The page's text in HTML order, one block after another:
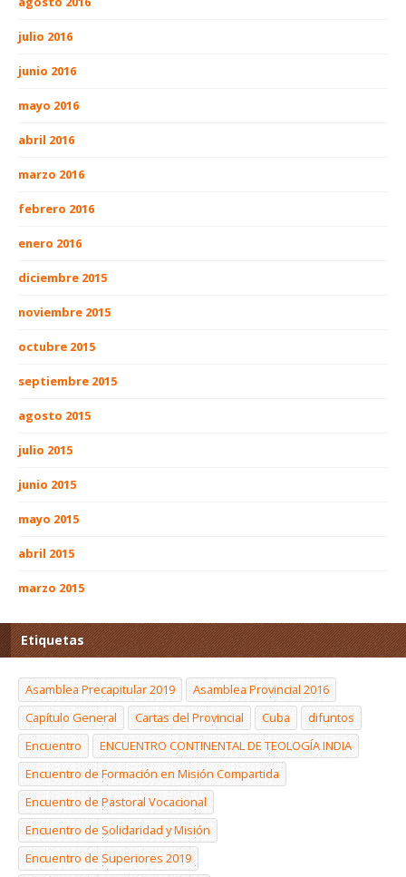
julio 2016
junio 2016
mayo 2016
abril 2016
marzo 2016
febrero 2016
enero 2016
diciembre 2015
noviembre 2015
octubre 2015
septiembre 2015
agosto 2015
julio 2015
junio 2015
mayo 2015
abril 2015
marzo 2015
Etiquetas
Asamblea Precapitular 2019
Asamblea Provincial 2016
Capítulo General
Cartas del Provincial Cuba
difuntos
Encuentro
ENCUENTRO CONTINENTAL DE TEOLOGÍA INDIA
Encuentro de Formación en Misión Compartida
Encuentro de Pastoral Vocacional
Encuentro de Solidaridad y Misión
Encuentro de Superiores 2019